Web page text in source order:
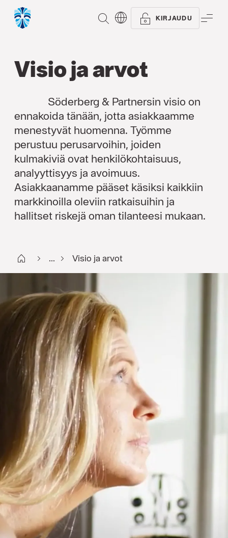
ETSI KIRJAUDU
Visio ja arvot
Söderberg & Partnersin visio on
ennakoida tänään, jotta asiakkaamme
menestyvät huomenna. Työmme
perustuu perusarvoihin, joiden
kulmakiviä ovat henkilökohtaisuus,
analyyttisyys ja avoimuus.
Asiakkaanamme pääset käsiksi kaikkiin
markkinoilla oleviin ratkaisuihin ja
hallitset riskejä oman tilanteesi mukaan.
Start FI ... Visio ja arvot